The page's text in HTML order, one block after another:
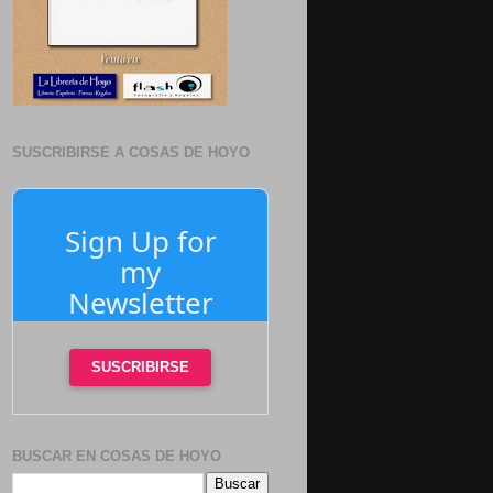
SUSCRIBIRSE A COSAS DE HOYO
Sign Up for
my
Newsletter
SUSCRIBIRSE
BUSCAR EN COSAS DE HOYO